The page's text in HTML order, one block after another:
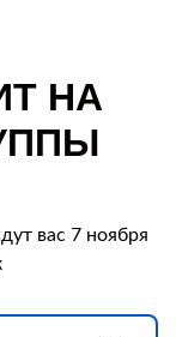
НА
вас 7 ноября